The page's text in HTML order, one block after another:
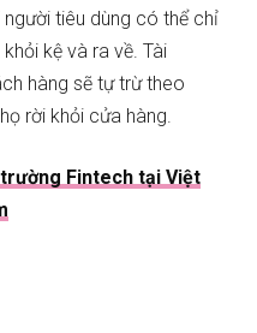
tiêu dùng có thể chỉ
kệ và ra về. Tài
hàng sẽ tự trừ theo
rời khỏi cửa hàng.
Fintech tại Việt